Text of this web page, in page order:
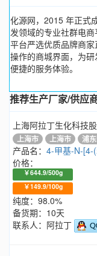
化源网，2015 年正式
发领域的专业社群电商
平台严选优质品牌商
操作的商城界面，为
便捷的服务体验。
推荐生产厂家/供应商
上海阿拉丁生化科技
上海市 上海市 浦
产品名： 4-甲基-N-[4-
价格：
￥644.9/500g
￥149.9/100g
纯度：98.0%
备货期：10天
联系人：阿拉丁